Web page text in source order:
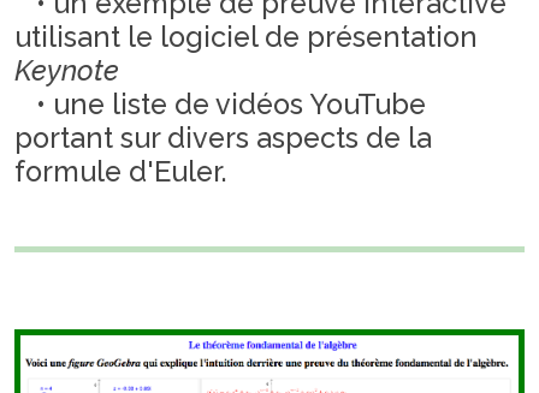
utilisant le logiciel de présentation
Keynote
• une liste de vidéos YouTube
portant sur divers aspects de la
formule d'Euler.